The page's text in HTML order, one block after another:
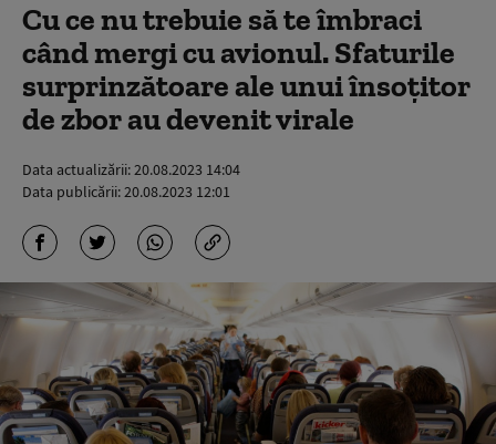
Cu ce nu trebuie să te îmbraci
când mergi cu avionul. Sfaturile
surprinzătoare ale unui însoțitor
de zbor au devenit virale
Data actualizării:20.08.2023 14:04
Data publicării:20.08.2023 12:01